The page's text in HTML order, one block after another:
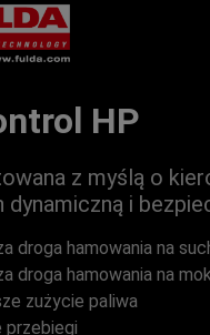
HP
z myślą o
dynamiczną i
droga hamowania na
droga hamowania na
zużycie paliwa
przebiegi